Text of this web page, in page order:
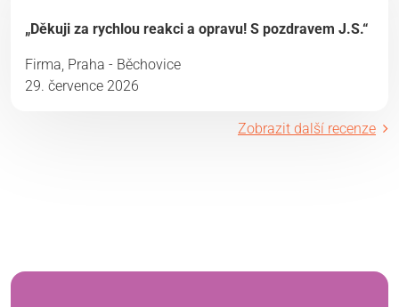
„Děkuji za rychlou reakci a opravu! S pozdravem J.S.“
Firma, Praha - Běchovice
29. července 2026
Zobrazit další recenze